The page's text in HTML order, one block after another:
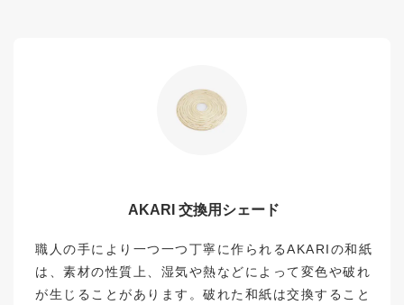
AKARI 交換用シェード
職人の手により一つ一つ丁寧に作られるAKARIの和紙
は、素材の性質上、湿気や熱などによって変色や破れ
が生じることがあります。破れた和紙は交換すること